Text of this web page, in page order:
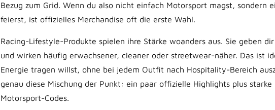
Bezug zum Grid. Wenn du also nicht einfach Motorsport magst, sondern
feierst, ist offizielles Merchandise oft die erste Wahl.
Racing-Lifestyle-Produkte spielen ihre Stärke woanders aus. Sie geben
und wirken häufig erwachsener, cleaner oder streetwear-näher. Das ist
Energie tragen willst, ohne bei jedem Outfit nach Hospitality-Bereich
genau diese Mischung der Punkt: ein paar offizielle Highlights plus
Motorsport-Codes.